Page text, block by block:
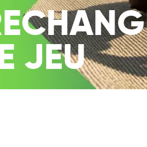
JEU